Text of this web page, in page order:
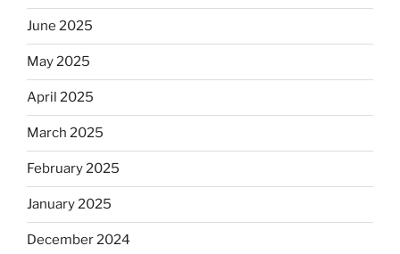
June 2025
May 2025
April 2025
March 2025
February 2025
January 2025
December 2024